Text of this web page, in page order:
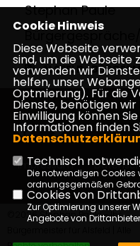
Stephan Paule
Bürgergespräche/
ALSFELD,
Impressum
©2026 Stephan Paule - Ihr
Cookie Hinweis
Diese Webseite
sind, um die Webseite
verwenden wir
helfen, unser
Optmierung). Für die
Dienste, benötigen wir
Einwilligung können
Informationen finden
Technisch
Die notwendigen Cookies
ordnungsgemäßen
Cookies von
Zur Optimierung unserer
Angebote von